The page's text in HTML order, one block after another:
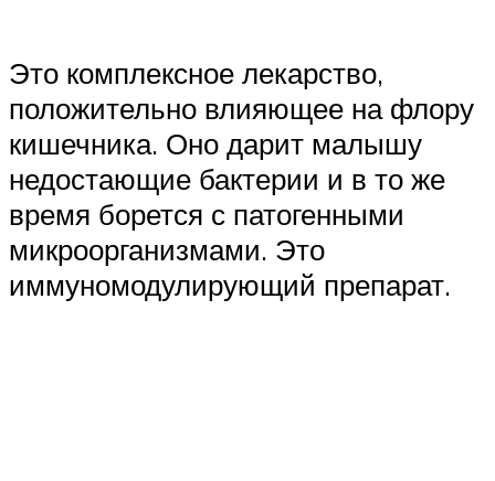
Это комплексное лекарство,
положительно влияющее на флору
кишечника. Оно дарит малышу
недостающие бактерии и в то же
время борется с патогенными
микроорганизмами. Это
иммуномодулирующий препарат.